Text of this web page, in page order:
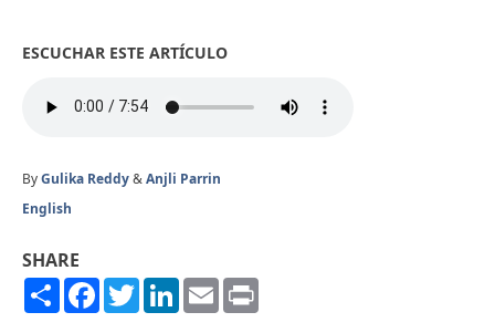
ESCUCHAR ESTE ARTÍCULO
ByGulika Reddy&Anjli Parrin
English
SHARE
ShareFacebook
TwitterLinkedIn
Email